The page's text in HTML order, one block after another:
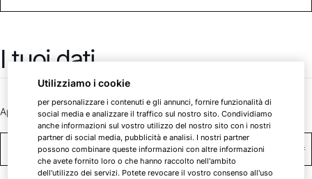
I tuoi dati
Appellativo *
Utilizziamo i cookie
per personalizzare i contenuti e gli annunci, fornire funzionalità di
social media e analizzare il traffico sul nostro sito. Condividiamo
anche informazioni sul vostro utilizzo del nostro sito con i nostri
partner di social media, pubblicità e analisi. I nostri partner
possono combinare queste informazioni con altre informazioni
che avete fornito loro o che hanno raccolto nell'ambito
dell'utilizzo dei servizi. Potete revocare il vostro consenso all'uso